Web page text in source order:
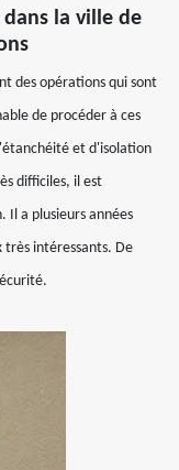
la ville de
des opérations qui sont
de procéder à ces
et d'isolation
difficiles, il est
Il a plusieurs années
très intéressants. De